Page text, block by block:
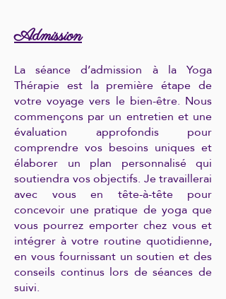
Admission
La séance d’admission à la Yoga
Thérapie est la première étape de
votre voyage vers le bien-être. Nous
commençons par un entretien et une
évaluation approfondis pour
comprendre vos besoins uniques et
élaborer un plan personnalisé qui
soutiendra vos objectifs. Je travaillerai
avec vous en tête-à-tête pour
concevoir une pratique de yoga que
vous pourrez emporter chez vous et
intégrer à votre routine quotidienne,
en vous fournissant un soutien et des
conseils continus lors de séances de
suivi.